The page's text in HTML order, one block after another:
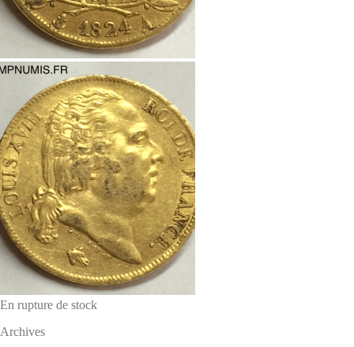
En rupture de stock
Archives